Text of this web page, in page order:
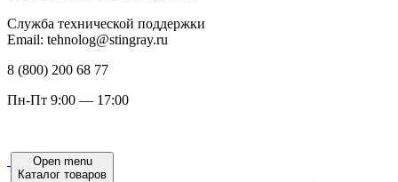
Служба технической поддержки
Email: tehnolog@stingray.ru
8 (800) 200 68 77
Пн-Пт 9:00 — 17:00
Open menu
Каталог товаров